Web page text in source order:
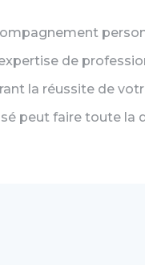
de
la réussite de
peut faire toute la